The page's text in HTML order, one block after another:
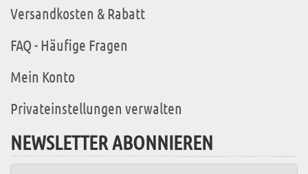
Versandkosten & Rabatt
FAQ - Häufige Fragen
Mein Konto
Privateinstellungen verwalten
NEWSLETTER ABONNIEREN